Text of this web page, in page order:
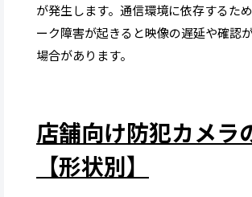
が発生します。通信環境に依存するた
ーク障害が起きると映像の遅延や確認
場合があります。
店舗向け防犯カメラ
【形状別】